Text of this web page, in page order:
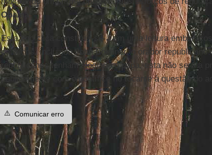
Obama
Esta encíclica constituir-se-á em uma leitura
católicos, incluindo John Boehner, o orador republicano
republicanos tenham elogiado o papa, esta não será a
publicamente com o pontífice no tocante à questão do
⚠️ Comunicar erro